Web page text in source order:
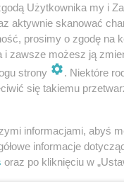
egzaminie 19-
z piwem w ręku
przy ogródkach
jest
Użytkownika my i
aktywnie skanować
prosimy o zgodę na
i zawsze możesz ją
strony
. Niektóre
się takiemu
informacjami, abyś
informacje
oraz po kliknięciu w